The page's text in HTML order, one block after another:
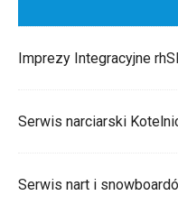
Imprezy Integracyjne
Serwis narciarski
Serwis nart i